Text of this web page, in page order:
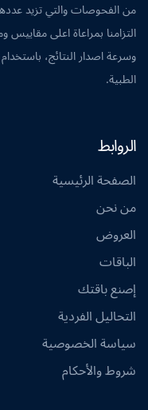
التزامنا بمراعاة اعلى مقاييس
وسرعة اصدار النتائج،
الطبية.
الروابط
الصفحة الرئيسية
من نحن
العروض
الباقات
إصنع باقتك
التحاليل الفردية
سياسة الخصوصية
شروط والأحكام